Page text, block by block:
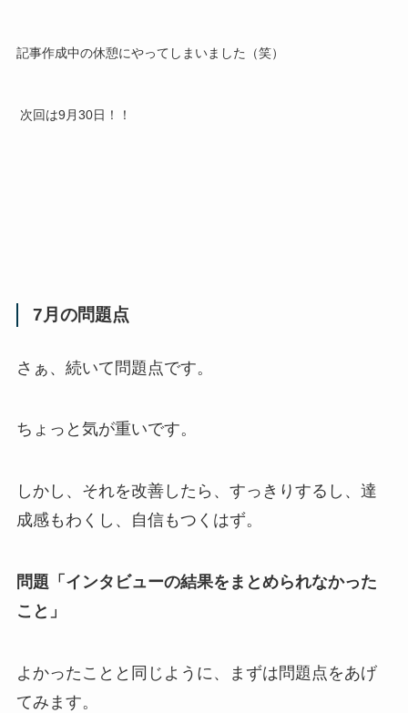
記事作成中の休憩にやってしまいました（笑）
次回は9月30日！！
7月の問題点
さぁ、続いて問題点です。
ちょっと気が重いです。
しかし、それを改善したら、すっきりするし、達
成感もわくし、自信もつくはず。
問題「インタビューの結果をまとめられなかった
こと」
よかったことと同じように、まずは問題点をあげ
てみます。